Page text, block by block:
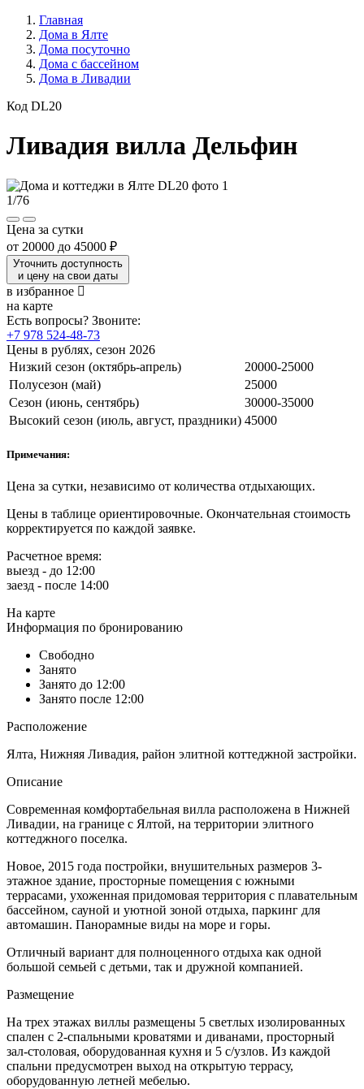
Главная
Дома в Ялте
Дома посуточно
Дома с бассейном
Дома в Ливадии
Код DL20
Ливадия вилла Дельфин
1/76
Цена за сутки
от 20000 до 45000 ₽
Уточнить доступность
и цену на свои даты
в избранное
на карте
Есть вопросы? Звоните:
+7 978 524-48-73
Цены в рублях, сезон 2026
Низкий сезон (октябрь-апрель)
20000-25000
Полусезон (май)
25000
Сезон (июнь, сентябрь)
30000-35000
Высокий сезон (июль, август, праздники) 45000
Примечания:
Цена за сутки, независимо от количества отдыхающих.
Цены в таблице ориентировочные. Окончательная стоимость
корректируется по каждой заявке.
Расчетное время:
выезд - до 12:00
заезд - после 14:00
На карте
Информация по бронированию
Свободно
Занято
Занято до 12:00
Занято после 12:00
Расположение
Ялта, Нижняя Ливадия, район элитной коттеджной застройки.
Описание
Современная комфортабельная вилла расположена в Нижней
Ливадии, на границе с Ялтой, на территории элитного
коттеджного поселка.
Новое, 2015 года постройки, внушительных размеров 3-
этажное здание, просторные помещения с южными
террасами, ухоженная придомовая территория с плавательным
бассейном, сауной и уютной зоной отдыха, паркинг для
автомашин. Панорамные виды на море и горы.
Отличный вариант для полноценного отдыха как одной
большой семьей с детьми, так и дружной компанией.
Размещение
На трех этажах виллы размещены 5 светлых изолированных
спален с 2-спальными кроватями и диванами, просторный
зал-столовая, оборудованная кухня и 5 с/узлов. Из каждой
спальни предусмотрен выход на открытую террасу,
оборудованную летней мебелью.